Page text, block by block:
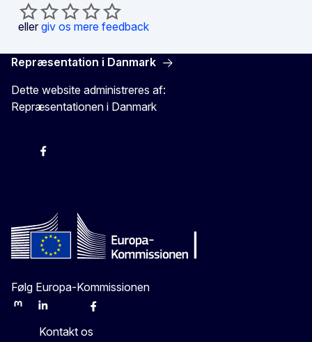
eller giv os mere feedback
Repræsentation i Danmark
Dette website administreres af:
Repræsentationen i Danmark
Følg Europa-Kommissionen
MastodonLinkedInBlueskyFacebook
Kontakt os